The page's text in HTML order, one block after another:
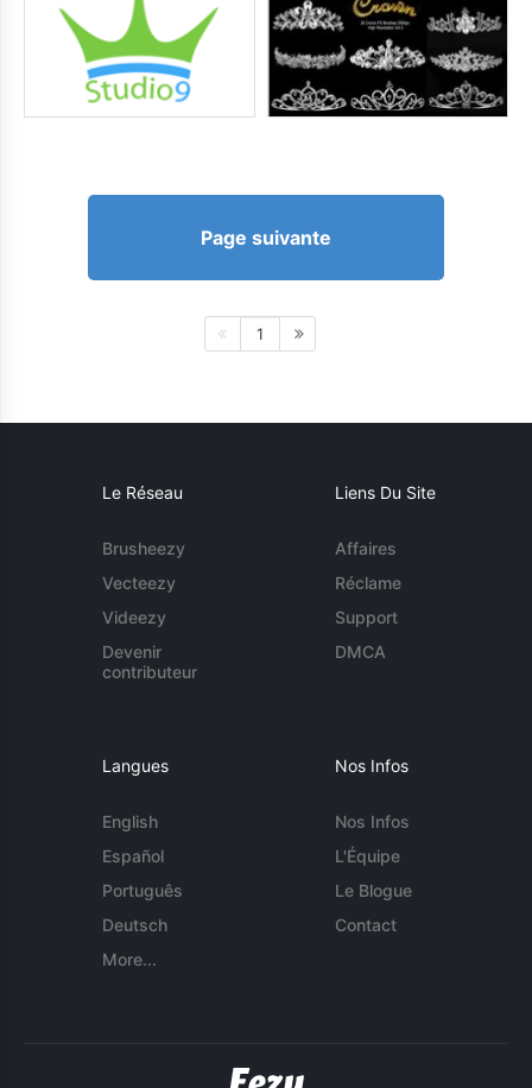
Page suivante
1
Le Réseau
Brusheezy
Vecteezy
Videezy
Devenir
contributeur
Liens Du Site
Affaires
Réclame
Support
DMCA
Langues
English
Español
Português
Deutsch
More...
Nos Infos
Nos Infos
L'Équipe
Le Blogue
Contact